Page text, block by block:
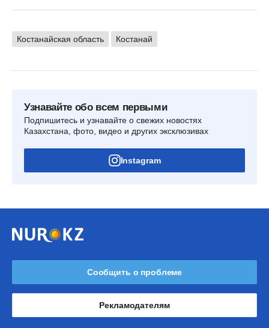
Костанайская область Костанай
Узнавайте обо всем первыми
Подпишитесь и узнавайте о свежих новостях
Казахстана, фото, видео и других эксклюзивах
Instagram
Сообщить о проблеме
Рекламодателям